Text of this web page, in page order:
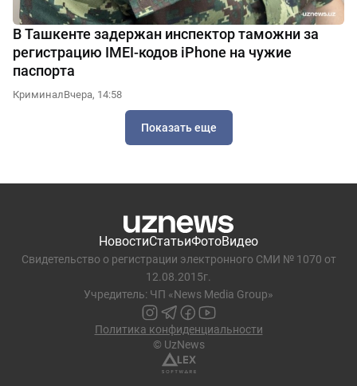
В Ташкенте задержан инспектор таможни за
регистрацию IMEI-кодов iPhone на чужие
паспорта
КриминалВчера, 14:58
Показать еще
НовостиСтатьиФотоВидео
Свидетельство о регистрации электронного СМИ № 1070 от
12.08.2015г.
Учредитель: ЧП «News Media Group»
Политика конфиденциальности
© UzNews